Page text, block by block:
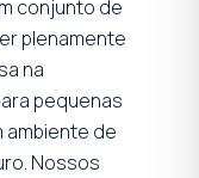
conjunto de
plenamente
na
pequenas
ambiente de
Nossos